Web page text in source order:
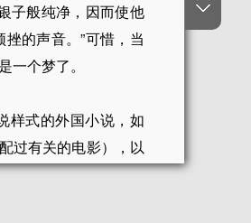
子般纯净，因而使他
的声音。”可惜，当
个梦了。
样式的外国小说，如
过有关的电影），以
这些外国小说，使用
会流露的必要的腔